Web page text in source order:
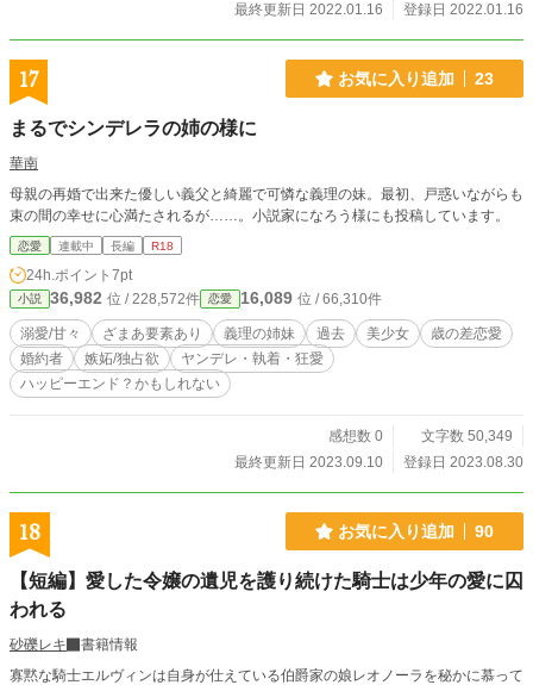
最終更新日 2022.01.16
登録日 2022.01.16
17 お気に入り追加 23
まるでシンデレラの姉の様に
華南
母親の再婚で出来た優しい義父と綺麗で可憐な義理の妹。最初、戸惑いながらも
束の間の幸せに心満たされるが……。小説家になろう様にも投稿しています。
恋愛 連載中 長編 R18
24h.ポイント 7pt
小説 36,982 位 / 228,572件 恋愛 16,089 位 / 66,310件
溺愛/甘々 ざまあ要素あり 義理の姉妹 過去 美少女
歳の差恋愛
婚約者
嫉妬/独占欲
ヤンデレ・執着・狂愛
ハッピーエンド？かもしれない
感想数 0
文字数 50,349
最終更新日 2023.09.10
登録日 2023.08.30
18 お気に入り追加 90
【短編】愛した令嬢の遺児を護り続けた騎士は少年の愛に囚
われる
砂礫レキ
書籍情報
寡黙な騎士エルヴィンは自身が仕えている伯爵家の娘レオノーラを秘かに慕って